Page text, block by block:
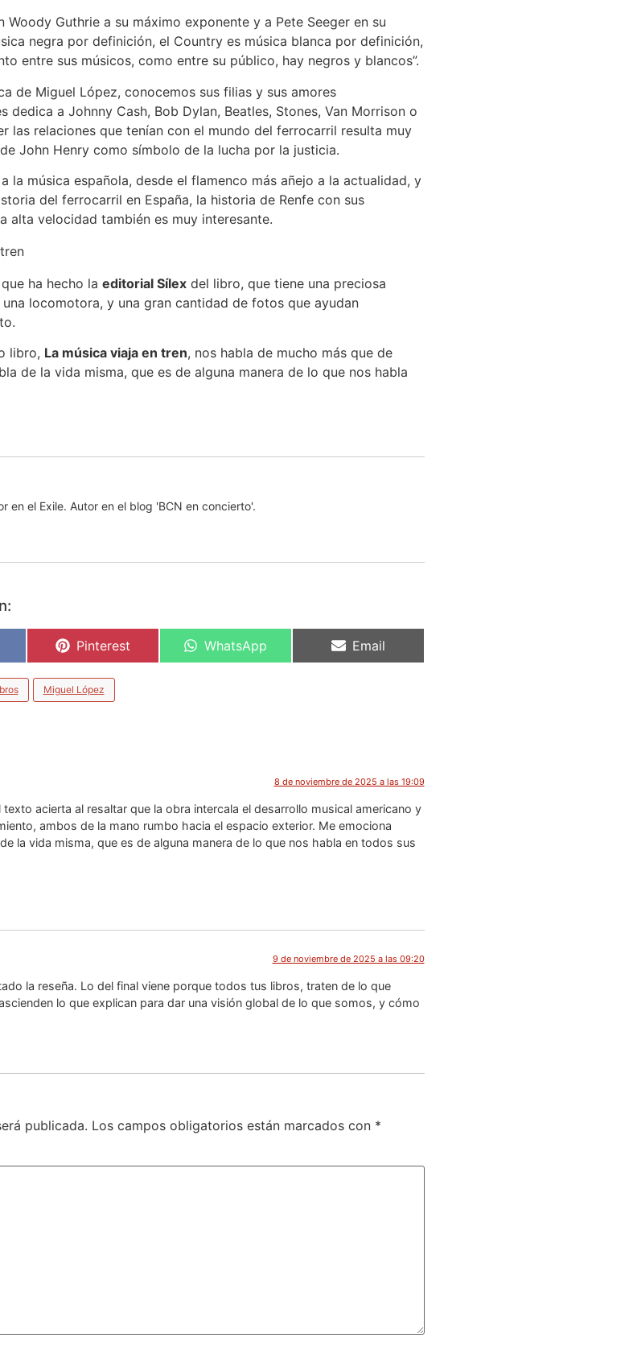
Guthrie a su máximo exponente y a Pete Seeger en su
negra por definición, el Country es música blanca por definición,
entre sus músicos, como entre su público, hay negros y blancos”.
de Miguel López, conocemos sus filias y sus amores
dedica a Johnny Cash, Bob Dylan, Beatles, Stones, Van Morrison o
las relaciones que tenían con el mundo del ferrocarril resulta muy
John Henry como símbolo de la lucha por la justicia.
la música española, desde el flamenco más añejo a la actualidad, y
del ferrocarril en España, la historia de Renfe con sus
alta velocidad también es muy interesante.
ha hecho la editorial Sílexdel libro, que tiene una preciosa
locomotora, y una gran cantidad de fotos que ayudan
libro, La música viaja en tren, nos habla de mucho más que de
de la vida misma, que es de alguna manera de lo que nos habla
en el Exile. Autor en el blog 'BCN en concierto'.
Pinterest WhatsApp Email
Miguel López
8 de noviembre de 2025 a las 19:09
acierta al resaltar que la obra intercala el desarrollo musical americano y
ambos de la mano rumbo hacia el espacio exterior. Me emociona
la vida misma, que es de alguna manera de lo que nos habla en todos sus
9 de noviembre de 2025 a las 09:20
la reseña. Lo del final viene porque todos tus libros, traten de lo que
lo que explican para dar una visión global de lo que somos, y cómo
publicada. Los campos obligatorios están marcados con *